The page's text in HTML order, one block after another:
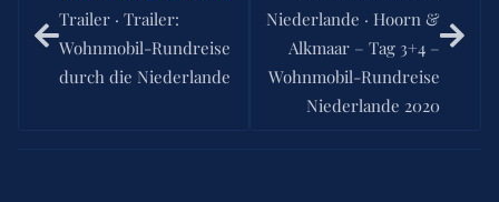
Trailer · Trailer:
Wohnmobil-Rundreise
durch die Niederlande
Niederlande · Hoorn &
Alkmaar – Tag 3+4 –
Wohnmobil-Rundreise
Niederlande 2020